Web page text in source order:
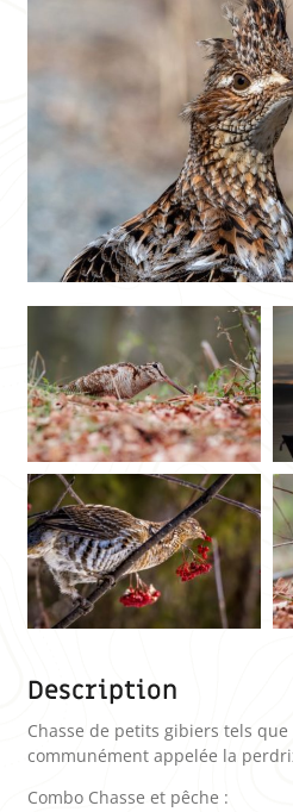
Description
Chasse de petits gibiers tels
communément appelée la
Combo Chasse et pêche :